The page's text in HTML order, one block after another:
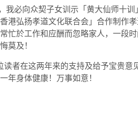
必向众契子女训示「黄大仙师十
港弘扬孝道文化联合会」合作制作
忙於工作和应酬而忽略家人，一段
莫及！
者在这两年来的支持及给予宝贵
年身体健康！万事如意！